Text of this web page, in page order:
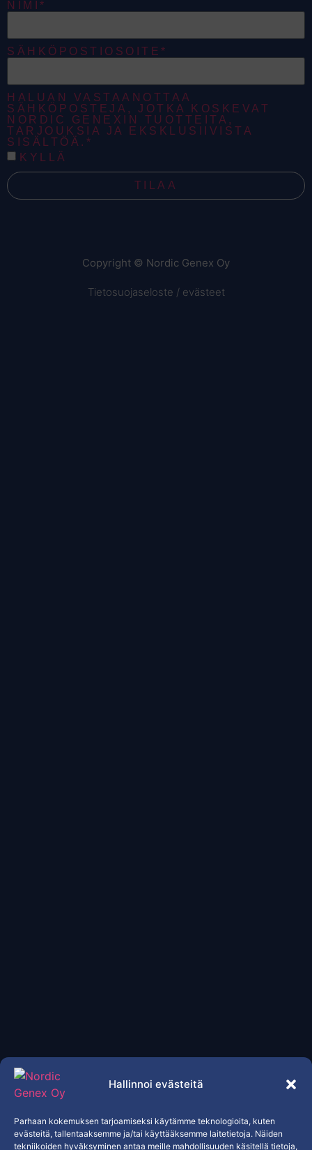
Hallinnoi evästeitä
Parhaan kokemuksen tarjoamiseksi käytämme teknologioita, kuten
evästeitä, tallentaaksemme ja/tai käyttääksemme laitetietoja. Näiden
tekniikoiden hyväksyminen antaa meille mahdollisuuden käsitellä tietoja,
NIMI*
SÄHKÖPOSTIOSOITE*
HALUAN VASTAANOTTAA
SÄHKÖPOSTEJA, JOTKA KOSKEVAT
NORDIC GENEXIN TUOTTEITA,
TARJOUKSIA JA EKSKLUSIIVISTA
SISÄLTÖÄ.*
KYLLÄ
TILAA
Copyright © Nordic Genex Oy
Tietosuojaseloste / evästeet